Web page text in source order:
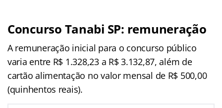
Concurso Tanabi SP: remuneração
A remuneração inicial para o concurso público
varia entre R$ 1.328,23 a R$ 3.132,87, além de
cartão alimentação no valor mensal de R$ 500,00
(quinhentos reais).